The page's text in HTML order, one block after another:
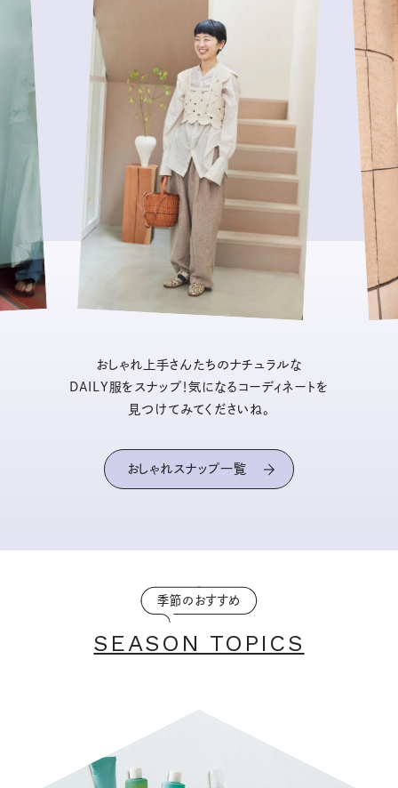
おしゃれ上手さんたちのナチュラルな
DAILY服をスナップ！気になるコーディネートを
見つけてみてくださいね。
おしゃれスナップ一覧
季節のおすすめ
SEASON TOPICS